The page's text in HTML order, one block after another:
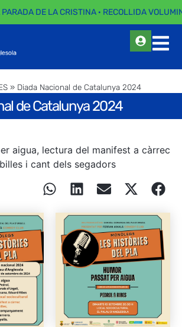
DE LA CRISTINA · RECOLLIDA
» Diada Nacional de Catalunya 2024
de Catalunya 2024
aigua, lectura del manifest a càrrec
i cant dels segadors